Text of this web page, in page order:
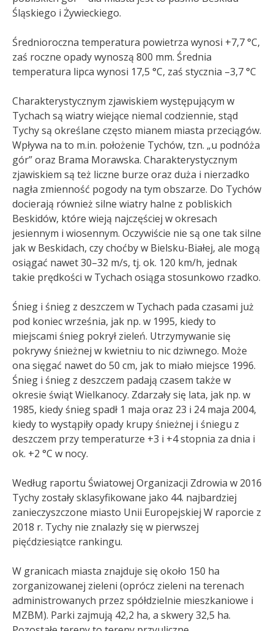
Śląskiego i Żywieckiego.
Średnioroczna temperatura powietrza wynosi +7,7 °C,
zaś roczne opady wynoszą 800 mm. Średnia
temperatura lipca wynosi 17,5 °C, zaś stycznia –3,7 °C
Charakterystycznym zjawiskiem występującym w
Tychach są wiatry wiejące niemal codziennie, stąd
Tychy są określane często mianem miasta przeciągów.
Wpływa na to m.in. położenie Tychów, tzn. „u podnóża
gór” oraz Brama Morawska. Charakterystycznym
zjawiskiem są też liczne burze oraz duża i nierzadko
nagła zmienność pogody na tym obszarze. Do Tychów
docierają również silne wiatry halne z pobliskich
Beskidów, które wieją najczęściej w okresach
jesiennym i wiosennym. Oczywiście nie są one tak silne
jak w Beskidach, czy choćby w Bielsku-Białej, ale mogą
osiągać nawet 30–32 m/s, tj. ok. 120 km/h, jednak
takie prędkości w Tychach osiąga stosunkowo rzadko.
Śnieg i śnieg z deszczem w Tychach pada czasami już
pod koniec września, jak np. w 1995, kiedy to
miejscami śnieg pokrył zieleń. Utrzymywanie się
pokrywy śnieżnej w kwietniu to nic dziwnego. Może
ona sięgać nawet do 50 cm, jak to miało miejsce 1996.
Śnieg i śnieg z deszczem padają czasem także w
okresie świąt Wielkanocy. Zdarzały się lata, jak np. w
1985, kiedy śnieg spadł 1 maja oraz 23 i 24 maja 2004,
kiedy to wystąpiły opady krupy śnieżnej i śniegu z
deszczem przy temperaturze +3 i +4 stopnia za dnia i
ok. +2 °C w nocy.
Według raportu Światowej Organizacji Zdrowia w 2016
Tychy zostały sklasyfikowane jako 44. najbardziej
zanieczyszczone miasto Unii Europejskiej W raporcie z
2018 r. Tychy nie znalazły się w pierwszej
pięćdziesiątce rankingu.
W granicach miasta znajduje się około 150 ha
zorganizowanej zieleni (oprócz zieleni na terenach
administrowanych przez spółdzielnie mieszkaniowe i
MZBM). Parki zajmują 42,2 ha, a skwery 32,5 ha.